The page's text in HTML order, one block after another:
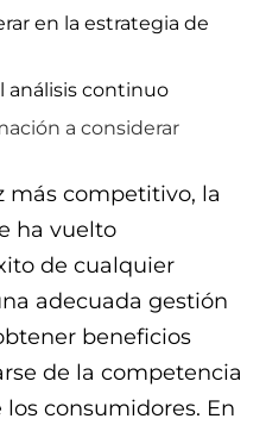
en la estrategia de
análisis continuo
a considerar
más competitivo, la
ha vuelto
de cualquier
adecuada gestión
beneficios
de la competencia
consumidores. En